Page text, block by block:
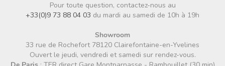
Pour toute question, contactez-nous au
+33(0)9 73 88 04 03 du mardi au samedi de 10h à 19h
Showroom
33 rue de Rochefort 78120 Clairefontaine-en-Yvelines
Ouvert le jeudi, vendredi et samedi sur rendez-vous.